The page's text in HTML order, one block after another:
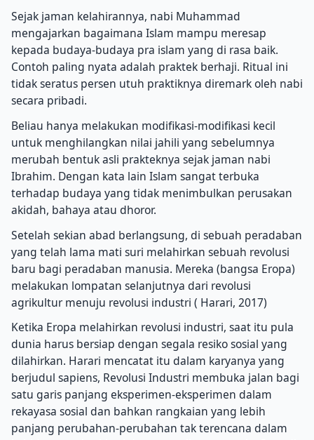
Sejak jaman kelahirannya, nabi Muhammad
mengajarkan bagaimana Islam mampu meresap
kepada budaya-budaya pra islam yang di rasa baik.
Contoh paling nyata adalah praktek berhaji. Ritual ini
tidak seratus persen utuh praktiknya diremark oleh nabi
secara pribadi.
Beliau hanya melakukan modifikasi-modifikasi kecil
untuk menghilangkan nilai jahili yang sebelumnya
merubah bentuk asli prakteknya sejak jaman nabi
Ibrahim. Dengan kata lain Islam sangat terbuka
terhadap budaya yang tidak menimbulkan perusakan
akidah, bahaya atau dhoror.
Setelah sekian abad berlangsung, di sebuah peradaban
yang telah lama mati suri melahirkan sebuah revolusi
baru bagi peradaban manusia. Mereka (bangsa Eropa)
melakukan lompatan selanjutnya dari revolusi
agrikultur menuju revolusi industri ( Harari, 2017)
Ketika Eropa melahirkan revolusi industri, saat itu pula
dunia harus bersiap dengan segala resiko sosial yang
dilahirkan. Harari mencatat itu dalam karyanya yang
berjudul sapiens, Revolusi Industri membuka jalan bagi
satu garis panjang eksperimen-eksperimen dalam
rekayasa sosial dan bahkan rangkaian yang lebih
panjang perubahan-perubahan tak terencana dalam